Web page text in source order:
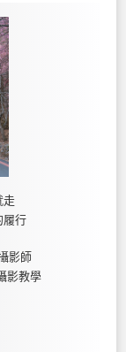
走
履行
影師
影教學